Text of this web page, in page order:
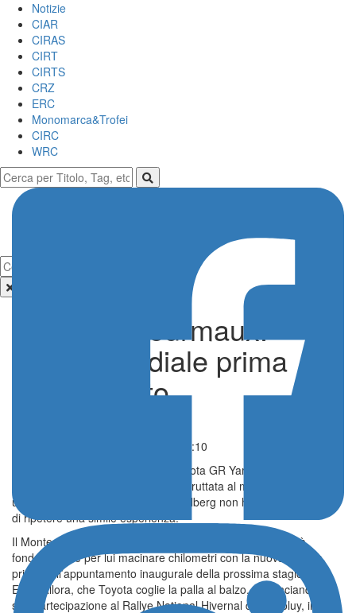
Notizie
CIAR
CIRAS
CIRT
CIRTS
CRZ
ERC
Monomarca&Trofei
CIRC
WRC
Solberg-Fourmaux:
sfida mondiale prima
del previsto
Pubblicato il 05 Dicembre 2025 - 13:10
Dopo la possibilità di guidare la Toyota GR Yaris Rally1, fornitagli
in occasione del Rally d’Estonia e sfruttata al massimo grazie a
una sorprendente vittoria, Oliver Solberg non ha più avuto l’onore
di ripetere una simile esperienza.
Il Monte-Carlo, però, si avvicina più veloce che mai, e sarà
fondamentale per lui macinare chilometri con la nuova vettura,
prima dell’appuntamento inaugurale della prossima stagione.
Ecco, allora, che Toyota coglie la palla al balzo, annunciando la
sua partecipazione al Rallye National Hivernal du Dévoluy, in